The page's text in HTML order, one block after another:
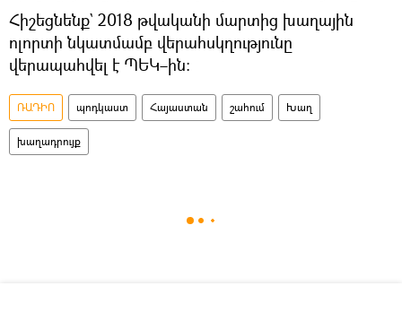
Հիշեցնենք` 2018 թվականի մարտից խաղային
ոլորտի նկատմամբ վերահսկղությունը
վերապահվել է ՊԵԿ–ին։
ՌԱԴԻՈ պոդկաստ Հայաստան շահում Խաղ
խաղադրույք